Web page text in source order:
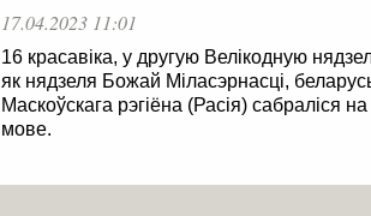
17.04.2023 11:01
16 красавіка, у другую Велікодную
як нядзеля Божай Міласэрнасці,
Маскоўскага рэгіёна (Расія) сабраліся
мове.